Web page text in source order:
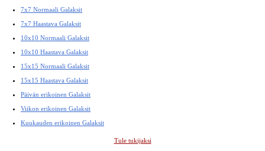
7x7 Normaali Galaksit
7x7 Haastava Galaksit
10x10 Normaali Galaksit
10x10 Haastava Galaksit
15x15 Normaali Galaksit
15x15 Haastava Galaksit
Päivän erikoinen Galaksit
Viikon erikoinen Galaksit
Kuukauden erikoinen Galaksit
Tule tukijaksi